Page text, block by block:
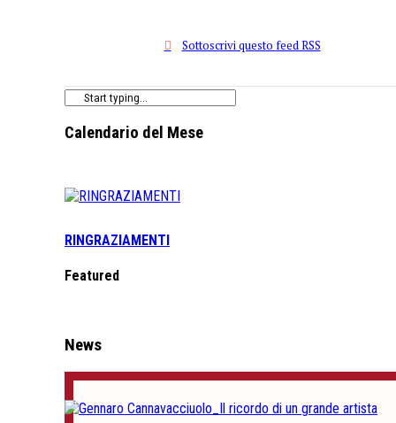
Sottoscrivi questo feed RSS
Calendario del Mese
RINGRAZIAMENTI
Featured
News